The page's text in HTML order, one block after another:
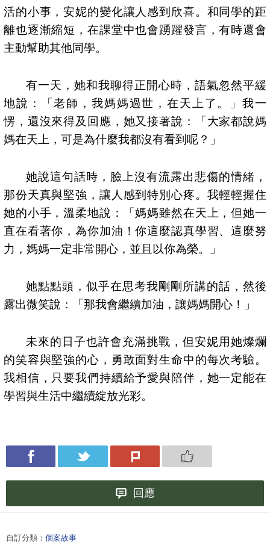
活的小事，安妮的變化讓人感到欣喜。和同學的距
離也逐漸縮短，在課堂中也會踴躍發言，有時還會
主動幫助其他同學。
有一天，她和我聊得正開心時，語氣忽然平緩
地說：「老師，我媽媽過世，在天上了。」我一
愣，還沒來得及回應，她又接著說：「大家都說媽
媽在天上，可是為什麼我都沒有看到呢？」
她說這句話時，臉上沒有流露出悲傷的情緒，
那份天真與堅強，讓人感到特別心疼。我輕輕握住
她的小手，溫柔地說：「媽媽雖然在天上，但她一
直在看著你，為你加油！你這麼認真學習、這麼努
力，媽媽一定非常開心，並且以你為榮。」
她點點頭，似乎在思考我剛剛所講的話，然後
露出微笑說：「那我會繼續加油，讓媽媽開心！」
未來的日子也許會充滿挑戰，但安妮用她燦爛
的笑容與堅強的心，勇敢面對生命中的每次考驗。
我相信，只要我們持續給予愛與陪伴，她一定能在
學習與生活中繼續綻放光彩。
回應
自訂分類： 個案故事